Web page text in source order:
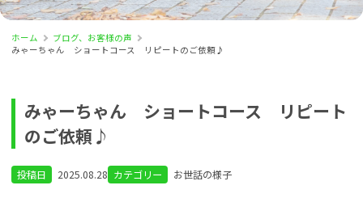
ホーム
ブログ、お客様の声
みゃーちゃん ショートコース リピートのご依頼♪
みゃーちゃん ショートコース リピート
のご依頼♪
投稿日 2025.08.28 カテゴリー お世話の様子